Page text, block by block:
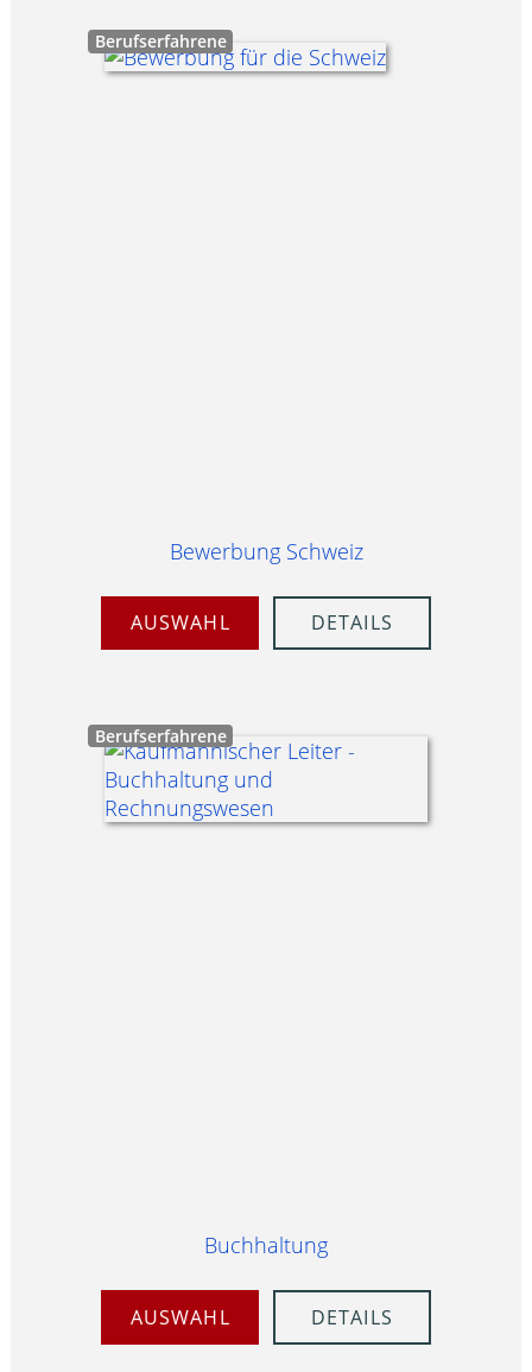
Berufserfahrene
Bewerbung Schweiz
AUSWAHL DETAILS
Berufserfahrene
Buchhaltung
AUSWAHL DETAILS